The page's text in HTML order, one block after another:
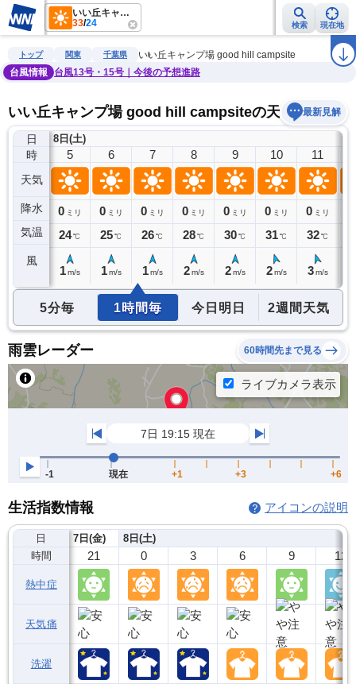
いい丘キャンプ場 good hill campsite
33/24 検索 現在地
雨雲レーダー 台風情報 地震情報 警報・注意報 2週間天気 ラ
トップ 関東 千葉県
いい丘キャンプ場 good hill campsite
台風情報
台風13号・15号｜今後の予想進路
いい丘キャンプ場 good hill campsiteの天気予報最新見解
日
時
天気
降水
気温
風
8日(土)
4
0ミリ
25℃
5
0 ミリ
24℃
1 m/s
6
0 ミリ
25℃
1 m/s
7
0 ミリ
26℃
1 m/s
8
0 ミリ
28℃
2 m/s
9
0 ミリ
30℃
2 m/s
10
0 ミリ
31℃
2 m/s
11
0 ミリ
32℃
3 m/s
5分毎 1時間毎 今日明日 2週間天気
雨雲レーダー 60時間先まで見る
生活指数情報 アイコンの説明
日
時間
熱中症
天気痛
洗濯
7日(金)
21
8日(土)
0 3 6 9 12